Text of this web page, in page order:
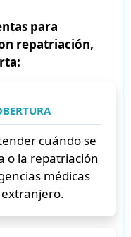
para
repatriación,
cuándo se
o la repatriación
médicas